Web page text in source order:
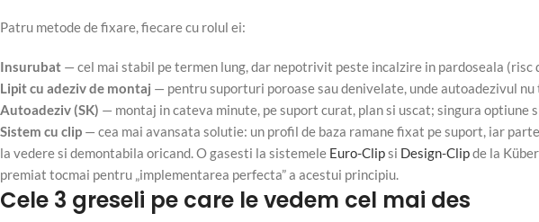
Patru metode de fixare, fiecare cu rolul ei:
Insurubat — cel mai stabil pe termen lung, dar nepotrivit peste incalzire in pardoseala
Lipit cu adeziv de montaj — pentru suporturi poroase sau denivelate, unde autoadezivul nu
Autoadeziv (SK) — montaj in cateva minute, pe suport curat, plan si uscat; singura optiune
Sistem cu clip — cea mai avansata solutie: un profil de baza ramane fixat pe suport, iar
la vedere si demontabila oricand. O gasesti la sistemele Euro-Clipsi Design-Clipde la
premiat tocmai pentru „implementarea perfecta” a acestui principiu.
Cele 3 greseli pe care le vedem cel mai des